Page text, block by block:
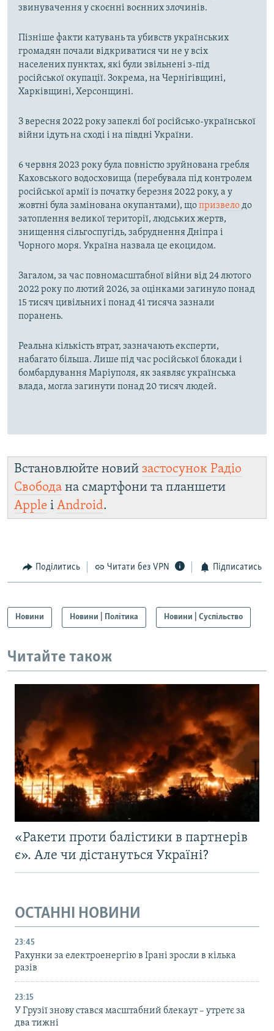
звинувачення у скоєнні воєнних злочинів.
Пізніше факти катувань та убивств українських
громадян почали відкриватися чи не у всіх
населених пунктах, які були звільнені з-під
російської окупації. Зокрема, на Чернігівщині,
Харківщині, Херсонщині.
З вересня 2022 року запеклі бої російсько-української
війни ідуть на сході і на півдні України.
6 червня 2023 року була повністю зруйнована гребля
Каховського водосховища (перебувала під контролем
російської армії із початку березня 2022 року, а у
жовтні була замінована окупантами), щопризвелодо
затоплення великої території, людських жертв,
знищення сільгоспугідь, забруднення Дніпра і
Чорного моря. Україна назвала це екоцидом.
Загалом, за час повномасштабної війни від 24 лютого
2022 року по лютий 2026, за оцінками загинуло понад
15 тисяч цивільних і понад 41 тисяча зазнали
поранень.
Реальна кількість втрат, зазначають експерти,
набагато більша. Лише під час російської блокади і
бомбардування Маріуполя, як заявляє українська
влада, могла загинути понад 20 тисяч людей.
Встановлюйте новий застосунок Радіо
Свобода на смартфони та планшети
Apple і Android.
Поділитись Читати без VPN Підписатись
Новини Новини | Політика Новини | Суспільство
Читайте також
«Ракети проти балістики в партнерів
є». Але чи дістануться Україні?
ОСТАННІ НОВИНИ
23:45
Рахунки за електроенергію в Ірані зросли в кілька
разів
23:15
У Грузії знову стався масштабний блекаут – утретє за
два тижні